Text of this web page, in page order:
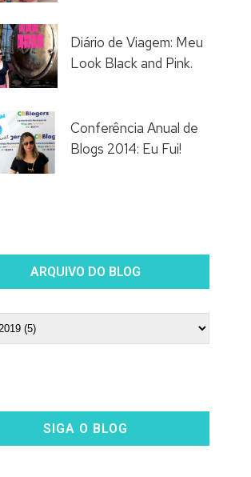
Diário de Viagem: Meu
Look Black and Pink.
Conferência Anual de
Blogs 2014: Eu Fui!
ARQUIVO DO BLOG
SIGA O BLOG